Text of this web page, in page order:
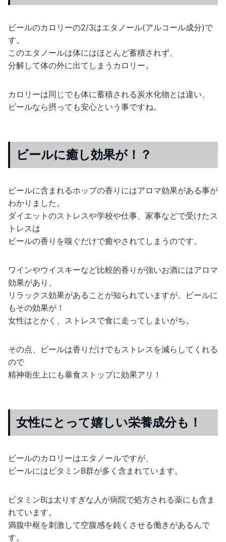
ビールのカロリーの2/3はエタノール(アルコール成分)で
す。
このエタノールは体にはほとんど蓄積されず、
分解して体の外に出てしまうカロリー。
カロリーは同じでも体に蓄積される炭水化物とは違い、
ビールなら摂っても安心という事ですね。
ビールに癒し効果が！？
ビールに含まれるホップの香りにはアロマ効果がある事が
わかりました。
ダイエットのストレスや学校や仕事、家事などで受けたス
トレスは
ビールの香りを嗅ぐだけで癒やされてしまうのです。
ワインやウイスキーなど比較的香りが強いお酒にはアロマ
効果があり、
リラックス効果があることが知られていますが、ビールに
もその効果が！
女性はとかく、ストレスで食に走ってしまいがち。
その点、ビールは香りだけでもストレスを減らしてくれる
ので
精神衛生上にも暴食ストップに効果アリ！
女性にとって嬉しい栄養成分も！
ビールのカロリーはエタノールですが、
ビールにはビタミンB群が多く含まれています。
ビタミンBは太りすぎな人が病院で処方される薬にも含ま
れています。
満腹中枢を刺激して空腹感を鈍くさせる働きがあるんで
す。